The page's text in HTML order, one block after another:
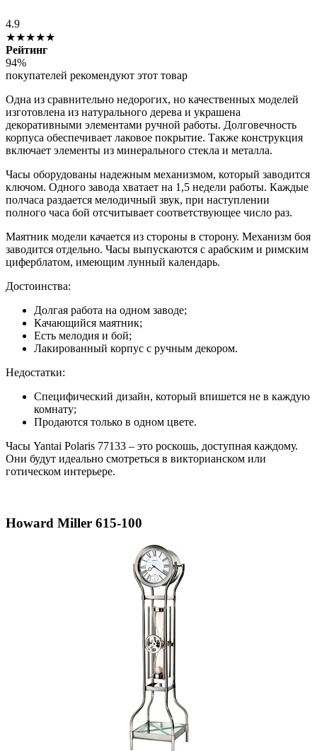
4.9
★★★★★
Рейтинг
94%
покупателей рекомендуют этот товар
Одна из сравнительно недорогих, но качественных моделей
изготовлена из натурального дерева и украшена
декоративными элементами ручной работы. Долговечность
корпуса обеспечивает лаковое покрытие. Также конструкция
включает элементы из минерального стекла и металла.
Часы оборудованы надежным механизмом, который заводится
ключом. Одного завода хватает на 1,5 недели работы. Каждые
полчаса раздается мелодичный звук, при наступлении
полного часа бой отсчитывает соответствующее число раз.
Маятник модели качается из стороны в сторону. Механизм боя
заводится отдельно. Часы выпускаются с арабским и римским
циферблатом, имеющим лунный календарь.
Достоинства:
Долгая работа на одном заводе;
Качающийся маятник;
Есть мелодия и бой;
Лакированный корпус с ручным декором.
Недостатки:
Специфический дизайн, который впишется не в каждую
комнату;
Продаются только в одном цвете.
Часы Yantai Polaris 77133 – это роскошь, доступная каждому.
Они будут идеально смотреться в викторианском или
готическом интерьере.
Howard Miller 615-100